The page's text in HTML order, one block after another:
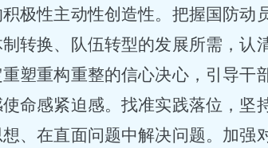
极性主动性创造性。把握国防动
转换、队伍转型的发展所需，认
塑重构重整的信心决心，引导干
命感紧迫感。找准实践落位，坚
、在直面问题中解决问题。加强